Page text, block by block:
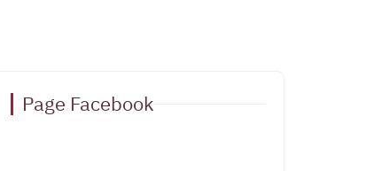
Page Facebook